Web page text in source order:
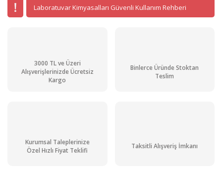
Laboratuvar Kimyasalları Güvenli Kullanım Rehberi
3000 TL ve Üzeri
Alışverişlerinizde Ücretsiz
Kargo
Binlerce Üründe Stoktan
Teslim
Kurumsal Taleplerinize
Özel Hızlı Fiyat Teklifi
Taksitli Alışveriş İmkanı